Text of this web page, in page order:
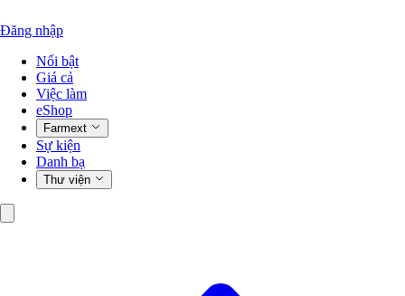
Đăng nhập
Nổi bật
Giá cả
Việc làm
eShop
Farmext
Sự kiện
Danh bạ
Thư viện